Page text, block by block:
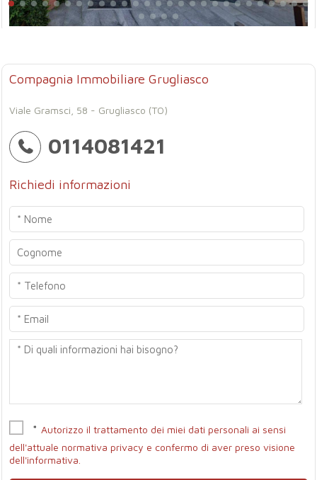
Compagnia Immobiliare Grugliasco
Viale Gramsci, 58 - Grugliasco (TO)
0114081421
Richiedi informazioni
*Autorizzo il trattamento dei miei dati personali ai sensi
dell'attuale normativa privacy e confermo di aver preso visione
dell'informativa.